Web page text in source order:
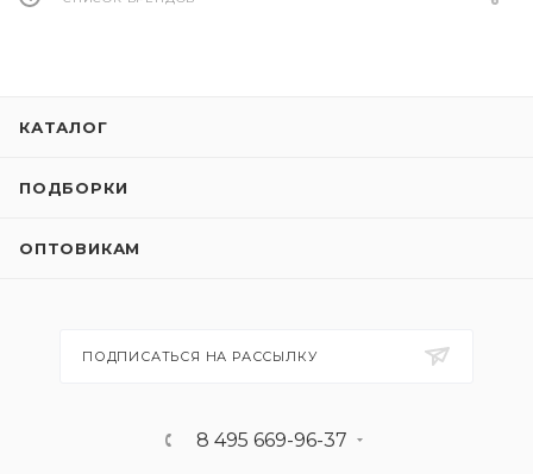
КАТАЛОГ
ПОДБОРКИ
ОПТОВИКАМ
ПОДПИСАТЬСЯ НА РАССЫЛКУ
8 495 669-96-37